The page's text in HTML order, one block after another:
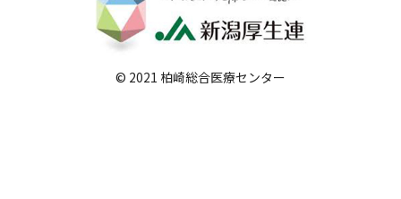
反社会的勢力に対する基本方針
院内感染対策指針© 2021 柏崎総合医療センター